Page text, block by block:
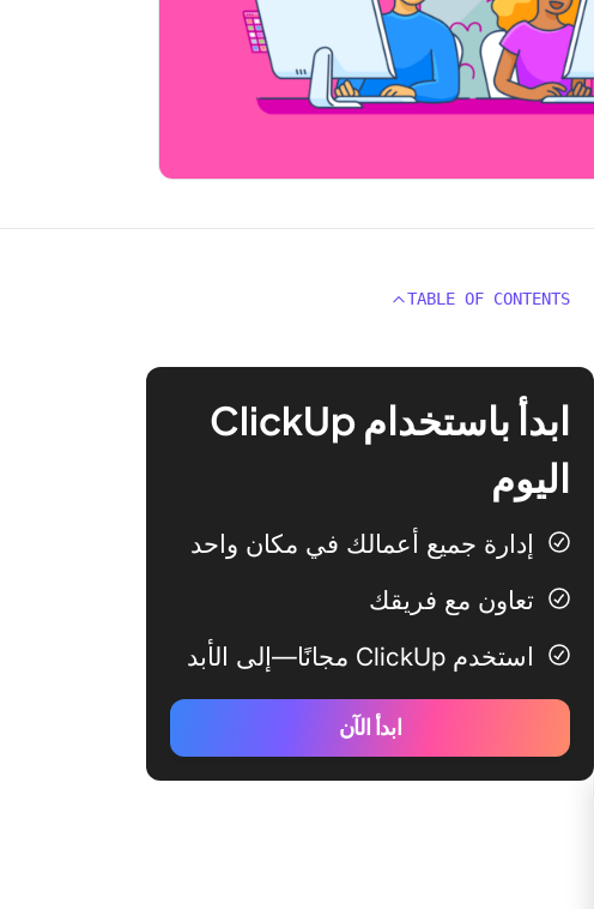
TABLE OF CONTENTS
ابدأ باستخدام ClickUp
اليوم
إدارة جميع أعمالك في مكان واحد
تعاون مع فريقك
استخدم ClickUp مجانًا—إلى الأبد
ابدأ الآن